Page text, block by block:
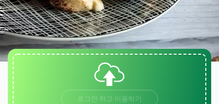
로그인 하고 이용하기